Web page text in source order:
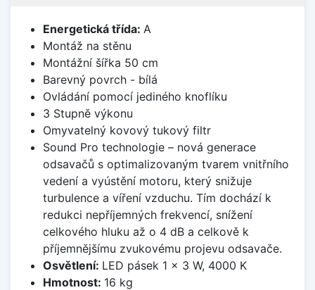
Energetická třída: A
Montáž na stěnu
Montážní šířka 50 cm
Barevný povrch - bílá
Ovládání pomocí jediného knoflíku
3 Stupně výkonu
Omyvatelný kovový tukový filtr
Sound Pro technologie – nová generace
odsavačů s optimalizovaným tvarem vnitřního
vedení a vyústění motoru, který snižuje
turbulence a víření vzduchu. Tím dochází k
redukci nepříjemných frekvencí, snížení
celkového hluku až o 4 dB a celkově k
příjemnějšímu zvukovému projevu odsavače.
Osvětlení: LED pásek 1 × 3 W, 4000 K
Hmotnost: 16 kg